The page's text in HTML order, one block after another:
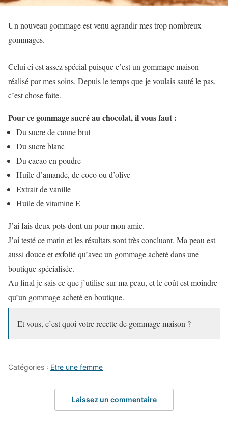
Un nouveau gommage est venu agrandir mes trop nombreux
gommages.
Celui ci est assez spécial puisque c’est un gommage maison
réalisé par mes soins. Depuis le temps que je voulais sauté le pas,
c’est chose faite.
Pour ce gommage sucré au chocolat, il vous faut :
Du sucre de canne brut
Du sucre blanc
Du cacao en poudre
Huile d’amande, de coco ou d’olive
Extrait de vanille
Huile de vitamine E
J’ai fais deux pots dont un pour mon amie.
J’ai testé ce matin et les résultats sont très concluant. Ma peau est
aussi douce et exfolié qu’avec un gommage acheté dans une
boutique spécialisée.
Au final je sais ce que j’utilise sur ma peau, et le coût est moindre
qu’un gommage acheté en boutique.
Et vous, c’est quoi votre recette de gommage maison ?
Catégories : Etre une femme
Laissez un commentaire